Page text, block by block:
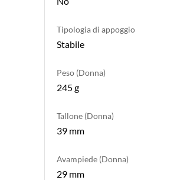
da 5 a 10 km, 3 stelle su 5 nella mezza
ultramaratone.Tipologia di appoggio
Stabile
Peso (Donna)
245 g
Tallone (Donna)
39 mm
Avampiede (Donna)
29 mm